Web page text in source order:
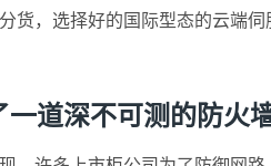
货，选择好的国际型态的云端
一道深不可测的防火